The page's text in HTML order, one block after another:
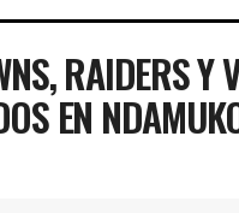
RAIDERS Y
EN